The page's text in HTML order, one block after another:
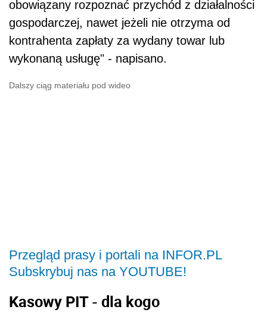
obowiązany rozpoznać przychód z działalności
gospodarczej, nawet jeżeli nie otrzyma od
kontrahenta zapłaty za wydany towar lub
wykonaną usługę" - napisano.
Dalszy ciąg materiału pod wideo
Przegląd prasy i portali na INFOR.PL
Subskrybuj nas na YOUTUBE!
Kasowy PIT - dla kogo